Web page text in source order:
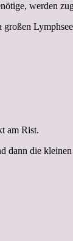
werden
großen
am Rist.
dann die